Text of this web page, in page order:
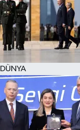
DÜNYA